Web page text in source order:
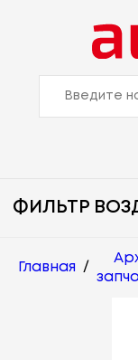
ФИЛЬТР
Главная /